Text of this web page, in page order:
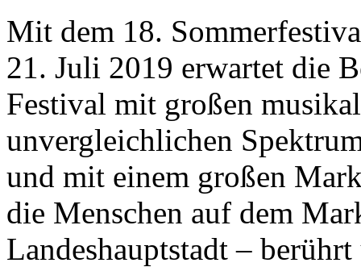
Mit dem 18.
21. Juli 2019 erwartet die
Festival mit großen
unvergleichlichen
und mit einem großen
die Menschen auf dem
Landeshauptstadt –